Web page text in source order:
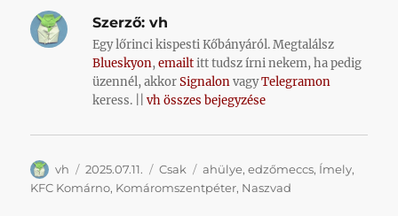
Szerző: vh
Egy lőrinci kispesti Kőbányáról. Megtalálsz
Blueskyon,emailtitt tudsz írni nekem, ha pedig
üzennél, akkorSignalonvagyTelegramon
keress. ||vh összes bejegyzése
Szerző
vh Közzétéve
2025.07.11. Kategória
Csak Címke
ahülye,edzőmeccs, Ímely,
KFC Komárno, Komáromszentpéter, Naszvad